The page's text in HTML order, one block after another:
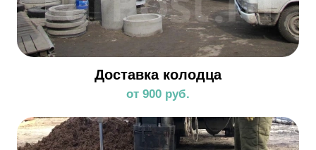
Доставка колодца
от 900 руб.